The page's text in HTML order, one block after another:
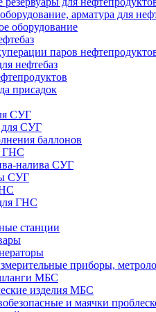
арматура для
оборудование
паров
нефтебаз
присадок
СУГ
для СУГ
баллонов
ГНС
налива СУГ
СУГ
ГНС
станции
приборы,
МБС
изделия МБС
и маячки